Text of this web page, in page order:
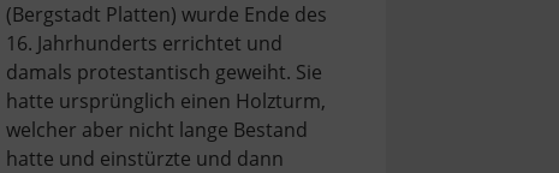
(Bergstadt Platten) wurde Ende des
16. Jahrhunderts errichtet und
damals protestantisch geweiht. Sie
hatte ursprünglich einen Holzturm,
welcher aber nicht lange Bestand
hatte und einstürzte und dann